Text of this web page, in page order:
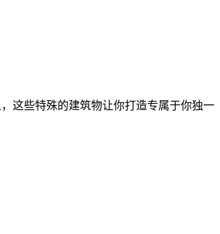
这些特殊的建筑物让你打造专属于你独一